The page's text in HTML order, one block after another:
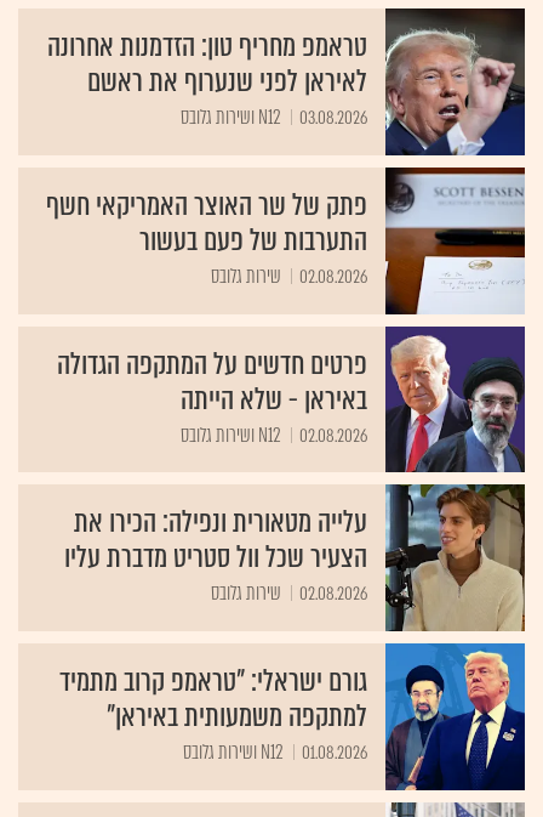
טראמפ מחריף טון: הזדמנות אחרונה
לאיראן לפני שנערוף את ראשם
03.08.2026 N12 ושירות גלובס
פתק של שר האוצר האמריקאי חשף
התערבות של פעם בעשור
02.08.2026 שירות גלובס
פרטים חדשים על המתקפה הגדולה
באיראן - שלא הייתה
02.08.2026 N12 ושירות גלובס
עלייה מטאורית ונפילה: הכירו את
הצעיר שכל וול סטריט מדברת עליו
02.08.2026 שירות גלובס
גורם ישראלי: "טראמפ קרוב מתמיד
למתקפה משמעותית באיראן"
01.08.2026 N12 ושירות גלובס